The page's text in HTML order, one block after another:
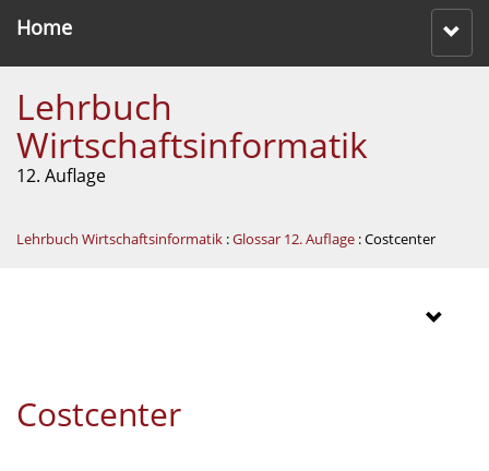
Home
Lehrbuch
Wirtschaftsinformatik
12. Auflage
Lehrbuch Wirtschaftsinformatik :Glossar 12. Auflage : Costcenter
Costcenter